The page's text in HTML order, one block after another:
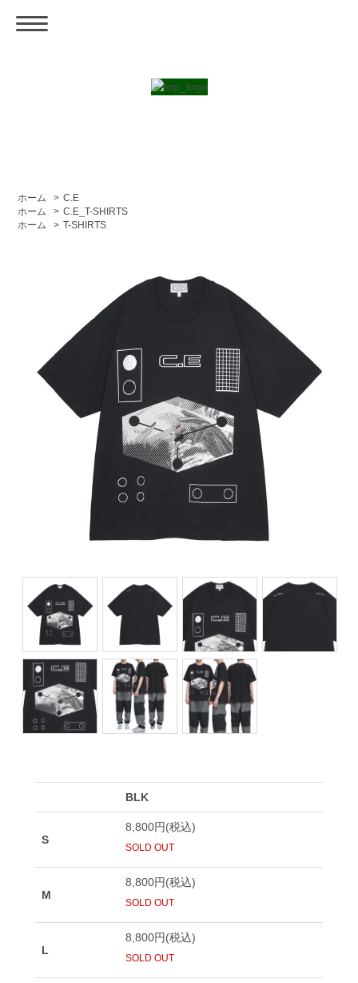
ホーム > C.E
ホーム
> C.E_T-SHIRTS
ホーム
> T-SHIRTS